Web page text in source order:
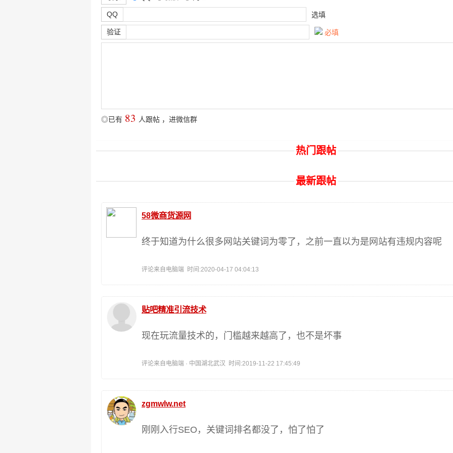
QQ 选填
验证 必填
◎已有 83 人跟帖 ， 进微信群
热门跟帖
最新跟帖
58微商货源网
终于知道为什么很多网站关键词为零了，之前一直以为是网站有违规内容呢
评论来自电脑端 时间:2020-04-17 04:04:13
贴吧精准引流技术
现在玩流量技术的，门槛越来越高了，也不是坏事
评论来自电脑端 · 中国湖北武汉 时间:2019-11-22 17:45:49
zgmwlw.net
刚刚入行SEO，关键词排名都没了，怕了怕了